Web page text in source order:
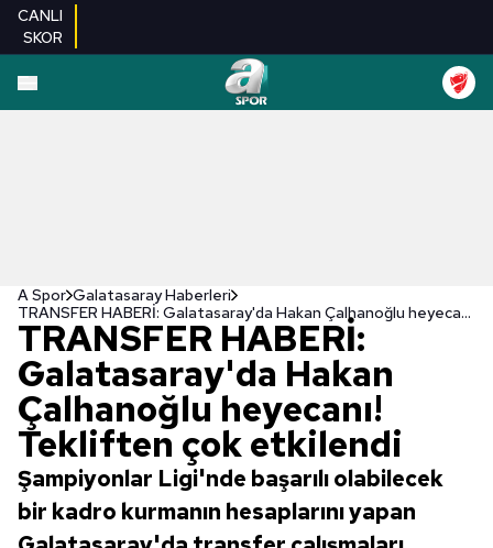
CANLI
SKOR
A Spor Galatasaray Haberleri
TRANSFER HABERİ: Galatasaray'da Hakan Çalhanoğlu heyecanı! Tekliften çok etkilendi
TRANSFER HABERİ:
Galatasaray'da Hakan
Çalhanoğlu heyecanı!
Tekliften çok etkilendi
Şampiyonlar Ligi'nde başarılı olabilecek
bir kadro kurmanın hesaplarını yapan